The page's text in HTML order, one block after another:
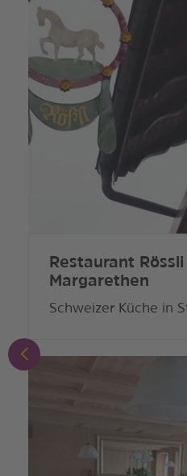
Restaurant Rössli
Margarethen
Schweizer Küche in